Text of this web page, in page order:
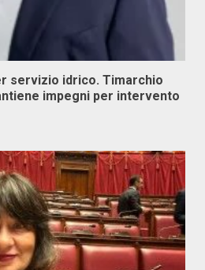
servizio idrico. Timarchio
impegni per intervento